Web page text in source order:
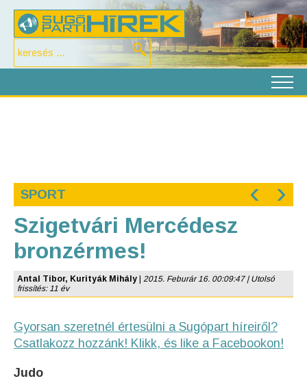
SPORT ‹ ›
Szigetvári Mercédesz
bronzérmes!
Antal Tibor, Kurityák Mihály
2015. Feburár 16. 00:09:47 | Utolsó
frissítés: 11 év
Gyorsan szeretnél értesülni a Sugópart híreiről?
Csatlakozz hozzánk! Klikk, és like a Facebookon!
Judo